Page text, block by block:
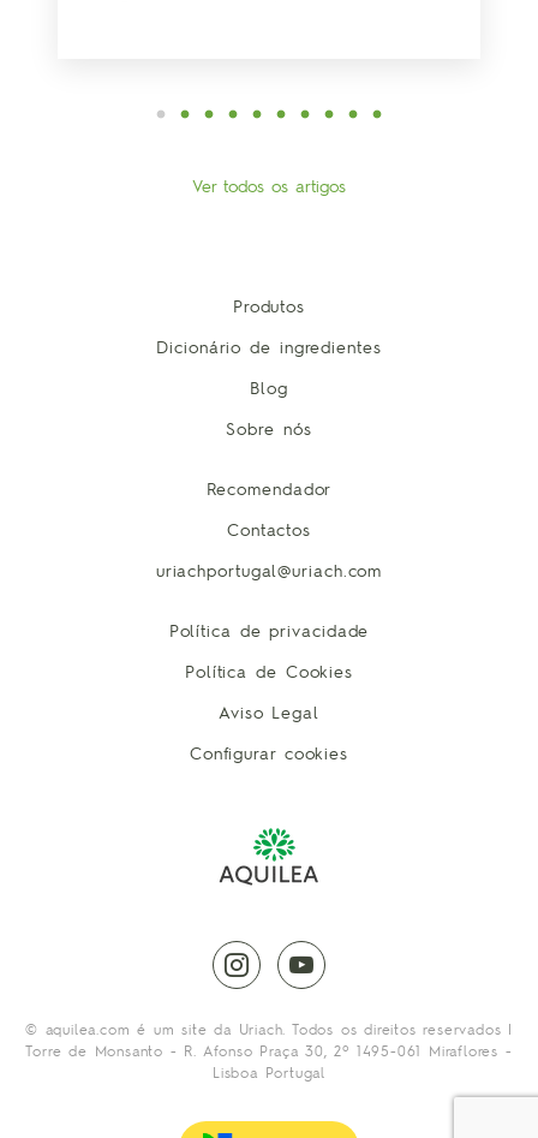
Ver todos os artigos
Produtos
Dicionário de ingredientes
Blog
Sobre nós
Recomendador
Contactos
uriachportugal@uriach.com
Política de privacidade
Política de Cookies
Aviso Legal
Configurar cookies
instagramyoutube
© aquilea.com é um site da Uriach. Todos os direitos reservados |
Torre de Monsanto - R. Afonso Praça 30, 2º 1495-061 Miraflores -
Lisboa Portugal